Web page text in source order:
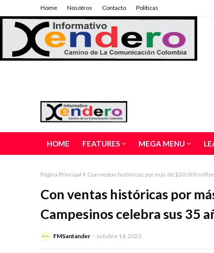
Home Nosotros Contacto Políticas
HOME FEATURES MEGA MENU
Página Principal Con ventas históricas por más de $20.000
Con ventas históricas por
Campesinos celebra sus 35
FMSantander octubre 14, 2023